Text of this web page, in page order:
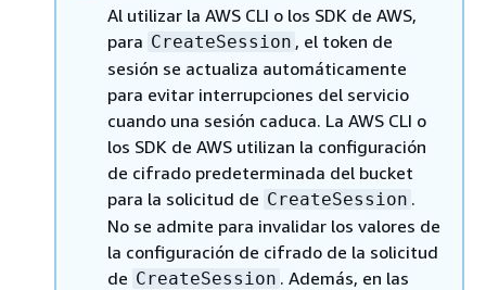
Al utilizar la AWS CLI o los SDK de AWS,
para CreateSession , el token de
sesión se actualiza automáticamente
para evitar interrupciones del servicio
cuando una sesión caduca. La AWS CLI o
los SDK de AWS utilizan la configuración
de cifrado predeterminada del bucket
para la solicitud de CreateSession .
No se admite para invalidar los valores de
la configuración de cifrado de la solicitud
de CreateSession . Además, en las